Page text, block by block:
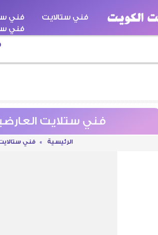
فني ستالايت
فني
فني
فني ستلايت العارضية / 67655226 / فني ستلايت
الرئيسية » فني